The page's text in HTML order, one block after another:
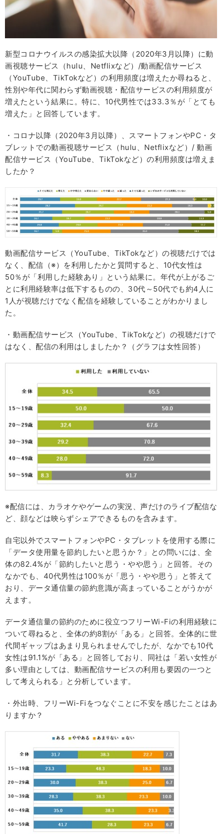
新型コロナウイルスの感染拡大以降（2020年3月以降）に動
画視聴サービス（hulu、Netflixなど）/動画配信サービス
（YouTube、TikTokなど）の利用頻度は増えたか尋ねると、
性別や年代に関わらず動画視聴・配信サービスの利用頻度が
増えたという結果に。特に、10代男性では33.3％が「とても
増えた」と回答しています。
・コロナ以降（2020年3月以降）、スマートフォンやPC・タ
ブレットでの動画視聴サービス（hulu、Netflixなど）/ 動画
配信サービス（YouTube、TikTokなど）の利用頻度は増えま
したか？
動画配信サービス（YouTube、TikTokなど）の視聴だけでは
なく、配信（※）を利用したかと質問すると、10代女性は
50％が「利用した経験あり」という結果に。年代が上がるご
とに利用経験率は低下するものの、30代～50代でも約4人に
1人が視聴だけでなく配信を経験していることがわかりまし
た。
・動画配信サービス（YouTube、TikTokなど）の視聴だけで
はなく、配信の利用はしましたか？（グラフは女性回答）
※配信には、カラオケやゲームの実況、声だけのライブ配信な
ど、顔などは映らずシェアできるものを含みます。
自宅以外でスマートフォンやPC・タブレットを使用する際に
「データ使用量を節約したいと思うか？」との問いには、全
体の82.4%が「節約したいと思う・やや思う」と回答。その
なかでも、40代男性は100％が「思う・やや思う」と答えて
おり、データ通信量の節約意識が高まっていることがうかが
えます。
データ通信量の節約のために役立つフリーWi-Fiの利用経験に
ついて尋ねると、全体の約8割が「ある」と回答。全体的に世
代間ギャップはあまり見られませんでしたが、なかでも10代
女性は91.1%が「ある」と回答しており、同社は「若い女性が
多い理由としては、動画配信サービスの利用も要因の一つと
して考えられる」と分析しています。
・外出時、フリーWi-Fiをつなぐことに不安を感じたことはあ
りますか？